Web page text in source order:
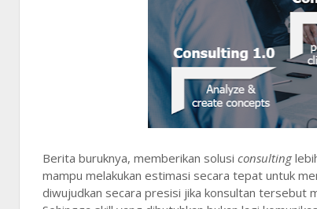
Berita buruknya, memberikan solusi consulting
mampu melakukan estimasi secara tepat untuk
diwujudkan secara presisi jika konsultan tersebut